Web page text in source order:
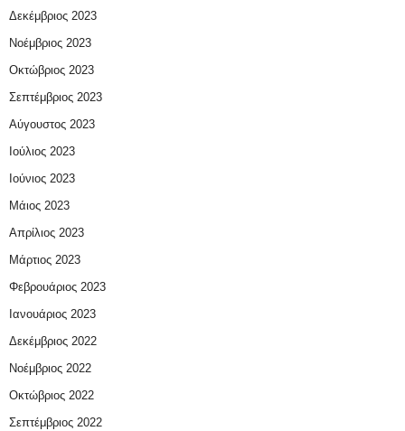
Δεκέμβριος 2023
Νοέμβριος 2023
Οκτώβριος 2023
Σεπτέμβριος 2023
Αύγουστος 2023
Ιούλιος 2023
Ιούνιος 2023
Μάιος 2023
Απρίλιος 2023
Μάρτιος 2023
Φεβρουάριος 2023
Ιανουάριος 2023
Δεκέμβριος 2022
Νοέμβριος 2022
Οκτώβριος 2022
Σεπτέμβριος 2022